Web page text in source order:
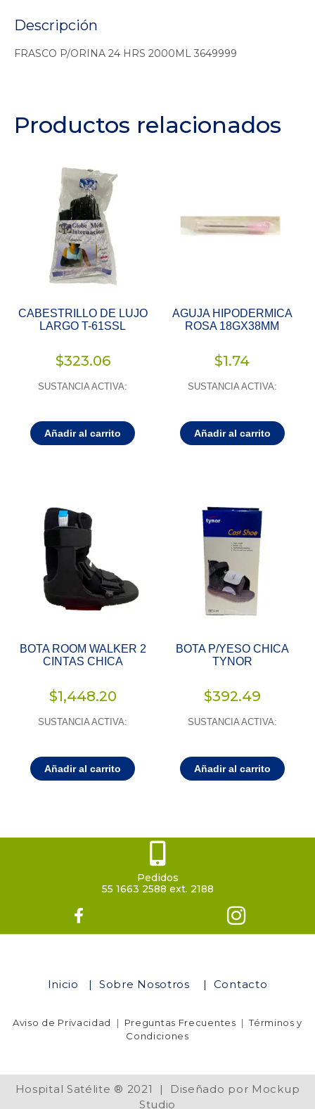
Descripción
FRASCO P/ORINA 24 HRS 2000ML 3649999
Productos relacionados
CABESTRILLO DE LUJO
LARGO T-61SSL
$323.06
SUSTANCIA ACTIVA:
Añadir al carrito
AGUJA HIPODERMICA
ROSA 18GX38MM
$1.74
SUSTANCIA ACTIVA:
Añadir al carrito
BOTA ROOM WALKER 2
CINTAS CHICA
$1,448.20
SUSTANCIA ACTIVA:
Añadir al carrito
BOTA P/YESO CHICA
TYNOR
$392.49
SUSTANCIA ACTIVA:
Añadir al carrito
Pedidos
55 1663 2588 ext. 2188
Inicio |Sobre Nosotros | Contacto
Aviso de Privacidad | Preguntas Frecuentes |Términos y
Condiciones
Hospital Satélite ® 2021 | Diseñado por Mockup
Studio